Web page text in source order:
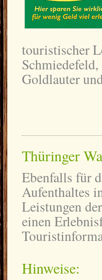
touristischer
Goldlauter
Thüringer
Ebenfalls für
Aufenthaltes
Leistungen
einen
Hinweise: